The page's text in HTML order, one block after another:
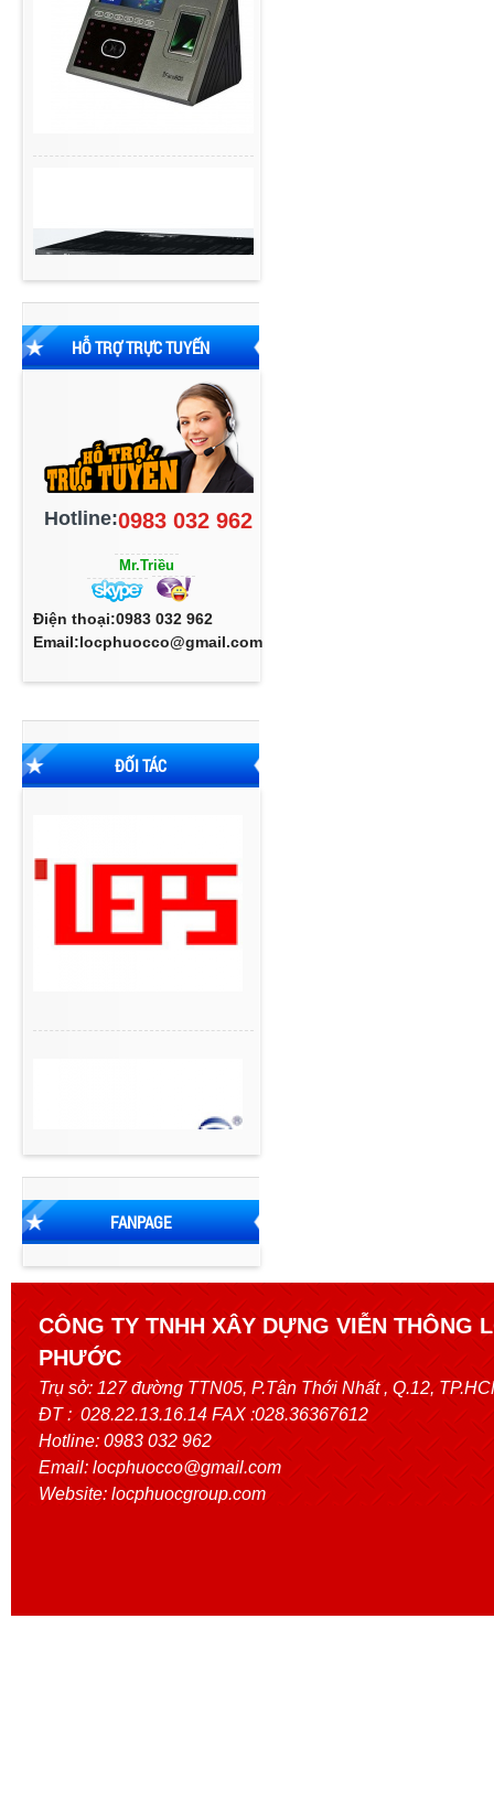
HỖ TRỢ TRỰC TUYẾN
Hotline:0983 032 962
Mr.Triều
Điện thoại:0983 032 962
Email:locphuocco@gmail.com
ĐỐI TÁC
FANPAGE
CÔNG TY TNHH XÂY DỰNG VIỄN THÔNG
PHƯỚC
Trụ sở: 127 đường TTN05, P.Tân Thới Nhất, Q.12,
ĐT : 028.22.13.16.14 FAX :028.36367612
Hotline: 0983 032 962
Email: locphuocco@gmail.com
Website: locphuocgroup.com